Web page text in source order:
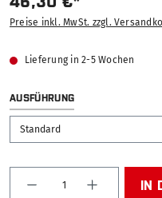
Preise inkl. MwSt. zzgl.
Lieferung in 2-5 Wochen
AUSFÜHRUNGAUSWÄHLEN
Produkt Anzahl: IN